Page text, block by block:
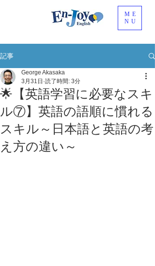
ME
NU
記事
🌟【英語学習に必要なスキ
ル⑦】英語の語順に慣れる
スキル～日本語と英語の考
え方の違い～
George Akasaka
3月31日 読了時間: 3分